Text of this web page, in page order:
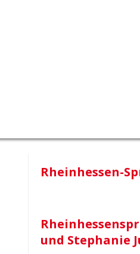
Rheinhessen-
und Stephanie